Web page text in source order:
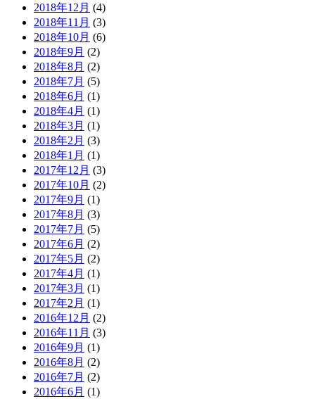
2018年12月 (4)
2018年11月 (3)
2018年10月 (6)
2018年9月 (2)
2018年8月 (2)
2018年7月 (5)
2018年6月 (1)
2018年4月 (1)
2018年3月 (1)
2018年2月 (3)
2018年1月 (1)
2017年12月 (3)
2017年10月 (2)
2017年9月 (1)
2017年8月 (3)
2017年7月 (5)
2017年6月 (2)
2017年5月 (2)
2017年4月 (1)
2017年3月 (1)
2017年2月 (1)
2016年12月 (2)
2016年11月 (3)
2016年9月 (1)
2016年8月 (2)
2016年7月 (2)
2016年6月 (1)